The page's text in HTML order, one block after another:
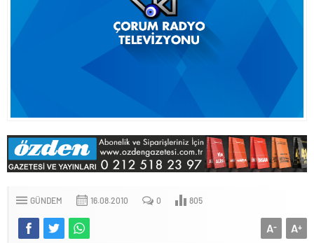
GÜNDEM 16.08.2010 0 805
A+
A-